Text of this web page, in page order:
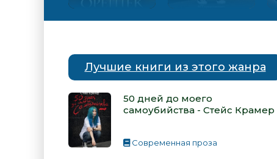
Лучшие книги из этого жанра
50 дней до моего
самоубийства - Стейс Крамер
Современная проза